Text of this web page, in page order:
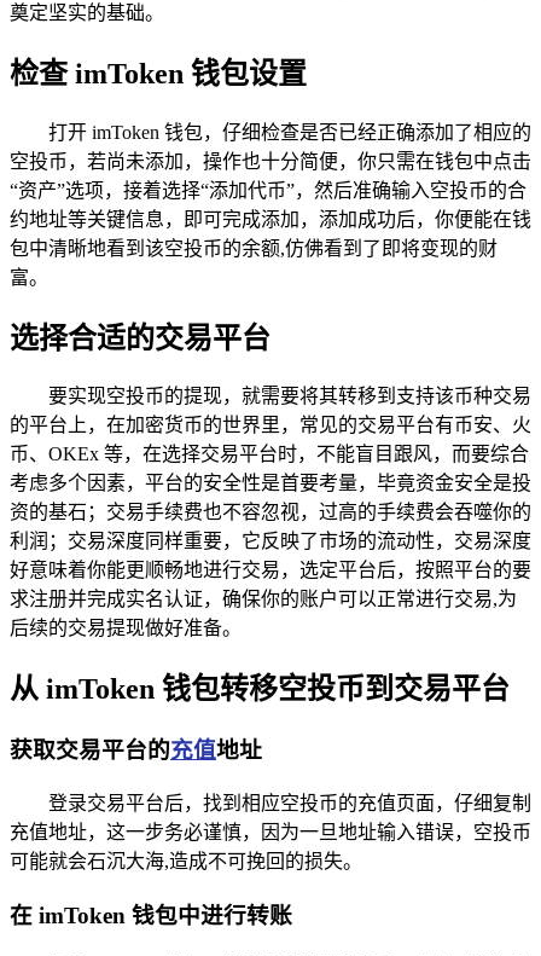
奠定坚实的基础。
检查 imToken 钱包设置
打开 imToken 钱包，仔细检查是否已经正确添加了相应的
空投币，若尚未添加，操作也十分简便，你只需在钱包中点击
“资产”选项，接着选择“添加代币”，然后准确输入空投币的合
约地址等关键信息，即可完成添加，添加成功后，你便能在钱
包中清晰地看到该空投币的余额,仿佛看到了即将变现的财
富。
选择合适的交易平台
要实现空投币的提现，就需要将其转移到支持该币种交易
的平台上，在加密货币的世界里，常见的交易平台有币安、火
币、OKEx 等，在选择交易平台时，不能盲目跟风，而要综合
考虑多个因素，平台的安全性是首要考量，毕竟资金安全是投
资的基石；交易手续费也不容忽视，过高的手续费会吞噬你的
利润；交易深度同样重要，它反映了市场的流动性，交易深度
好意味着你能更顺畅地进行交易，选定平台后，按照平台的要
求注册并完成实名认证，确保你的账户可以正常进行交易,为
后续的交易提现做好准备。
从 imToken 钱包转移空投币到交易平台
获取交易平台的充值地址
登录交易平台后，找到相应空投币的充值页面，仔细复制
充值地址，这一步务必谨慎，因为一旦地址输入错误，空投币
可能就会石沉大海,造成不可挽回的损失。
在 imToken 钱包中进行转账